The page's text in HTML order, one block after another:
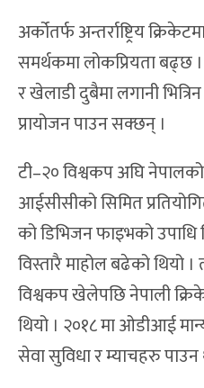
अर्कोतर्फ अन्तर्राष्ट्रिय
समर्थकमा लोकप्रियता बढ्छ ।
र खेलाडी दुबैमा लगानी
प्रायोजन पाउन सक्छन् ।
टी–२० विश्वकप अघि
आईसीसीको सिमित
को डिभिजन फाइभको उपाधि
विस्तारै माहोल बढेको थियो
विश्वकप खेलेपछि नेपाली
थियो । २०१८ मा ओडीआई
सेवा सुविधा र म्याचहरु